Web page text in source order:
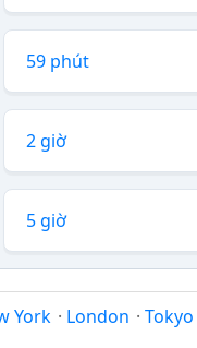
59 phút
2 giờ
5 giờ
York · London · Tokyo